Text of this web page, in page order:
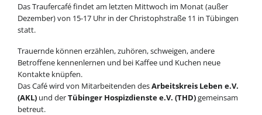
Das Traufercafé findet am letzten Mittwoch im Monat (außer
Dezember) von 15-17 Uhr in der Christophstraße 11 in Tübingen
statt.
Trauernde können erzählen, zuhören, schweigen, andere
Betroffene kennenlernen und bei Kaffee und Kuchen neue
Kontakte knüpfen.
Das Café wird von Mitarbeitenden desArbeitskreis Leben e.V.
(AKL)und derTübinger Hospizdienste e.V. (THD)gemeinsam
betreut.